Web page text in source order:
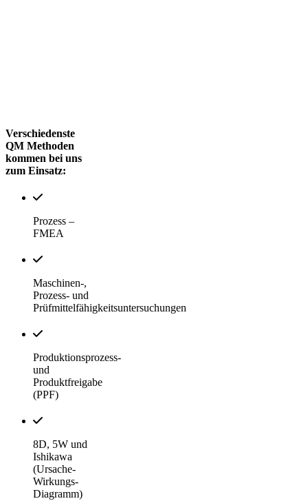
Verschiedenste
QM Methoden
kommen bei uns
zum Einsatz:
Prozess –
FMEA
Maschinen-,
Prozess- und
Prüfmittelfähigkeitsuntersuchungen
Produktionsprozess-
und
Produktfreigabe
(PPF)
8D, 5W und
Ishikawa
(Ursache-
Wirkungs-
Diagramm)